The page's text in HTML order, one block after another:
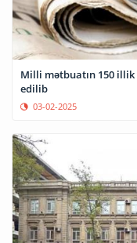
Milli mətbuatın 150 illik
edilib
03-02-2025